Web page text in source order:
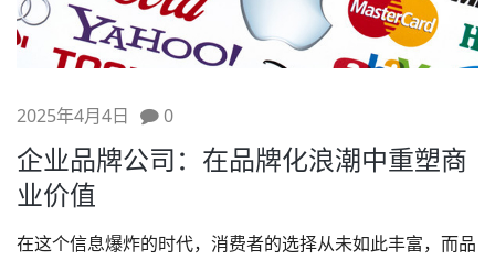
2025年4月4日 0
企业品牌公司：在品牌化浪潮中重塑商
业价值
在这个信息爆炸的时代，消费者的选择从未如此丰富，而品